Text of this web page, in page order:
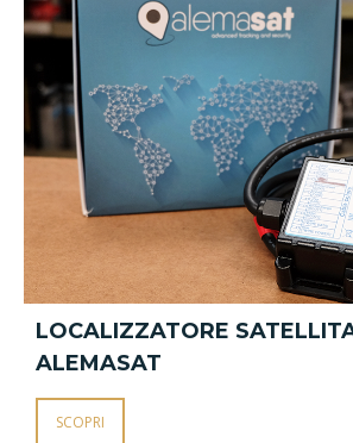
LOCALIZZATORE
ALEMASAT
SCOPRI